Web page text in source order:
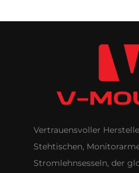
Vertrauensvoller
Stehtischen,
Stromlehnsesseln, der